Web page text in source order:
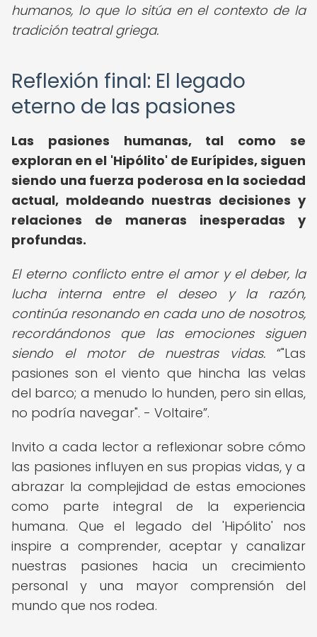
humanos, lo que lo sitúa en el contexto de la
tradición teatral griega.
Reflexión final: El legado
eterno de las pasiones
Las pasiones humanas, tal como se
exploran en el 'Hipólito' de Eurípides, siguen
siendo una fuerza poderosa en la sociedad
actual, moldeando nuestras decisiones y
relaciones de maneras inesperadas y
profundas.
El eterno conflicto entre el amor y el deber, la
lucha interna entre el deseo y la razón,
continúa resonando en cada uno de nosotros,
recordándonos que las emociones siguen
siendo el motor de nuestras vidas.
"Las
pasiones son el viento que hincha las velas
del barco; a menudo lo hunden, pero sin ellas,
no podría navegar". - Voltaire .
Invito a cada lector a reflexionar sobre cómo
las pasiones influyen en sus propias vidas, y a
abrazar la complejidad de estas emociones
como parte integral de la experiencia
humana. Que el legado del 'Hipólito' nos
inspire a comprender, aceptar y canalizar
nuestras pasiones hacia un crecimiento
personal y una mayor comprensión del
mundo que nos rodea.